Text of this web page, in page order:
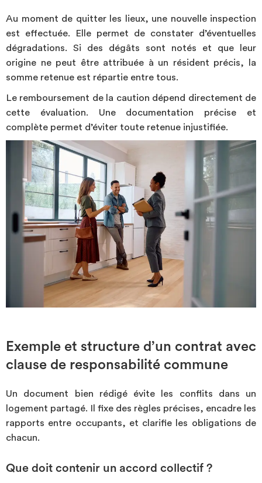
Au moment de quitter les lieux, une nouvelle inspection
est effectuée. Elle permet de constater d’éventuelles
dégradations. Si des dégâts sont notés et que leur
origine ne peut être attribuée à un résident précis, la
somme retenue est répartie entre tous.
Le remboursement de la caution dépend directement de
cette évaluation. Une documentation précise et
complète permet d’éviter toute retenue injustifiée.
Exemple et structure d’un contrat avec
clause de responsabilité commune
Un document bien rédigé évite les conflits dans un
logement partagé. Il fixe des règles précises, encadre les
rapports entre occupants, et clarifie les obligations de
chacun.
Que doit contenir un accord collectif ?